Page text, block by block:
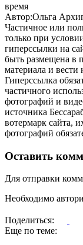
время
Автор:Ольга
Частичное или
только при
гиперссылки на
быть размещена в
материала и
Гиперссылка
частичного
фотографий и
источника
вотермарк сайта,
фотографий
Оставить
Для отправки
Необходимо
Поделиться:
Еще по теме: